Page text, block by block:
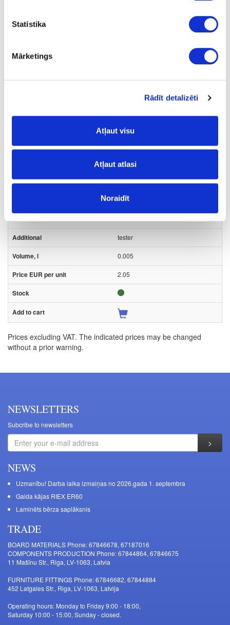
Statistika
Mārketings
Rādīt detalizēti
Atļaut visu
Atļaut atlasi
Noraidīt
Hard wax oil OSMO Hartwachs-Öl
Farbig, dust-gray
Piece
tester
0.005
2.05
Prices excluding VAT. The indicated prices may be changed
without a prior warning.
NEWSLETTERS
Subcribe to newsletters
NEWS
Uzmanību! Darba laika izmaiņas no 2026.gada 1. septembra
Galda kājas RIEX ER60
Laminēts bērza saplāksnis
TRADE
BOARD MATERIALS Phone: 67846678, 67187016
COMPONENTS PRODUCTION Phone: 67844864, 67846675
11 Mašīnu Str., Riga, LV-1063, Latvia
FURNITURE FITTINGS Phone: 67846682, 67844884
452 Latgales Str., Riga, LV-1063, Latvija
Operating hours: Monday to Friday 9:00 - 18:00,
Saturday 10:00 - 15:00, Sunday - closed.